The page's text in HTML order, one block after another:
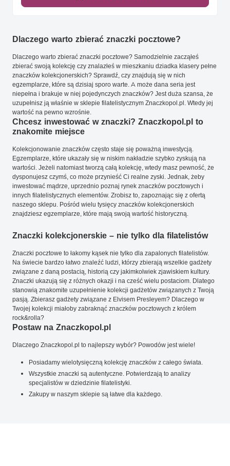
Dlaczego warto zbierać znaczki pocztowe?
Dlaczego warto zbierać znaczki pocztowe? Samodzielnie zacząłeś
zbierać swoją kolekcję czy znalazłeś w mieszkaniu dziadka klasery pełne
znaczków kolekcjonerskich? Sprawdź, czy znajdują się w nich
egzemplarze, które są dzisiaj sporo warte. A może dana seria jest
niepełna i brakuje w niej pojedynczych znaczków? Jest duża szansa, że
uzupełnisz ją właśnie w sklepie filatelistycznym Znaczkopol.pl. Wtedy jej
wartość na pewno wzrośnie.
Chcesz inwestować w znaczki? Znaczkopol.pl to
znakomite miejsce
Kolekcjonowanie znaczków często staje się poważną inwestycją.
Egzemplarze, które ukazały się w niskim nakładzie szybko zyskują na
wartości. Jeżeli natomiast tworzą całą kolekcję, wtedy masz pewność, że
dysponujesz czymś, co może przynieść Ci realne zyski. Jednak, żeby
inwestować mądrze, uprzednio poznaj rynek znaczków pocztowych i
innych filatelistycznych elementów. Zrobisz to, zapoznając się z ofertą
naszego sklepu. Pośród wielu tysięcy znaczków kolekcjonerskich
znajdziesz egzemplarze, które mają swoją wartość historyczną.
Znaczki kolekcjonerskie – nie tylko dla filatelistów
Znaczki pocztowe to łakomy kąsek nie tylko dla zapalonych filatelistów.
Na świecie bardzo łatwo znaleźć ludzi, którzy zbierają wszelkie gadżety
związane z daną postacią, historią czy jakimkolwiek zjawiskiem kultury.
Znaczki ukazują się z różnych okazji i na cześć wielu postaciom. Dlatego
stanowią znakomite uzupełnienie kolekcji gadżetów związanych z Twoją
pasją. Zbierasz gadżety związane z Elvisem Presleyem? Dlaczego w
Twojej kolekcji miałoby zabraknąć znaczków pocztowych z królem
rock&rolla?
Postaw na Znaczkopol.pl
Dlaczego Znaczkopol.pl to najlepszy wybór? Powodów jest wiele!
Posiadamy wielotysięczną kolekcję znaczków z całego świata.
Wszystkie znaczki są autentyczne. Potwierdzają to analizy
specjalistów w dziedzinie filatelistyki.
Zakupy w naszym sklepie są łatwe dla każdego.